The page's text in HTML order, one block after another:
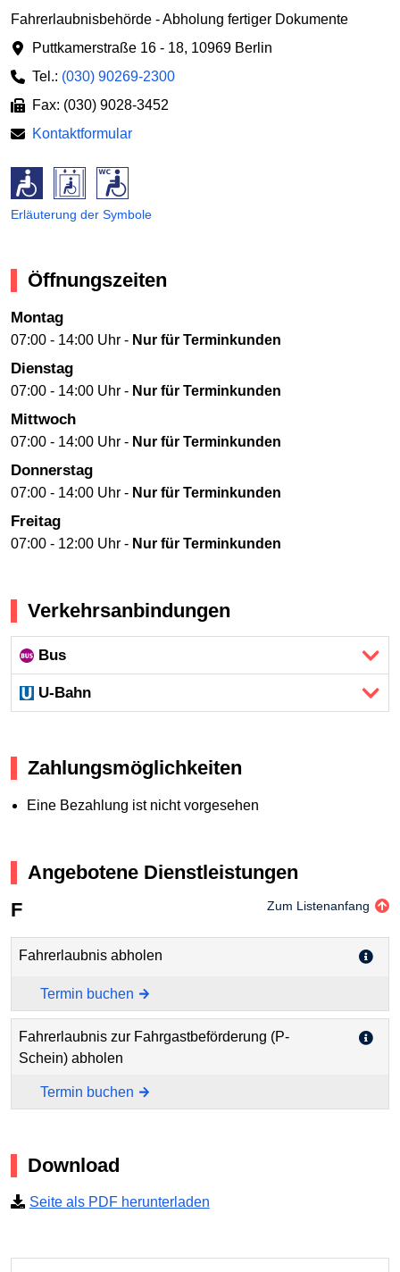
Fahrerlaubnisbehörde - Abholung fertiger Dokumente
Puttkamerstraße 16 - 18, 10969 Berlin
Tel.: (030) 90269-2300
Fax: (030) 9028-3452
Kontaktformular
Erläuterung der Symbole
Öffnungszeiten
Montag
07:00 - 14:00 Uhr - Nur für Terminkunden
Dienstag
07:00 - 14:00 Uhr - Nur für Terminkunden
Mittwoch
07:00 - 14:00 Uhr - Nur für Terminkunden
Donnerstag
07:00 - 14:00 Uhr - Nur für Terminkunden
Freitag
07:00 - 12:00 Uhr - Nur für Terminkunden
Verkehrsanbindungen
Bus
U-Bahn
Zahlungsmöglichkeiten
Eine Bezahlung ist nicht vorgesehen
Angebotene Dienstleistungen
F
Zum Listenanfang
Fahrerlaubnis abholen
Termin buchen
Fahrerlaubnis zur Fahrgastbeförderung (P-
Schein) abholen
Termin buchen
Download
Seite als PDF herunterladen